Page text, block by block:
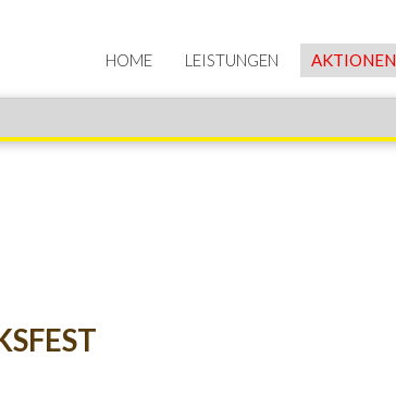
HOME LEISTUNGEN AKTIONEN